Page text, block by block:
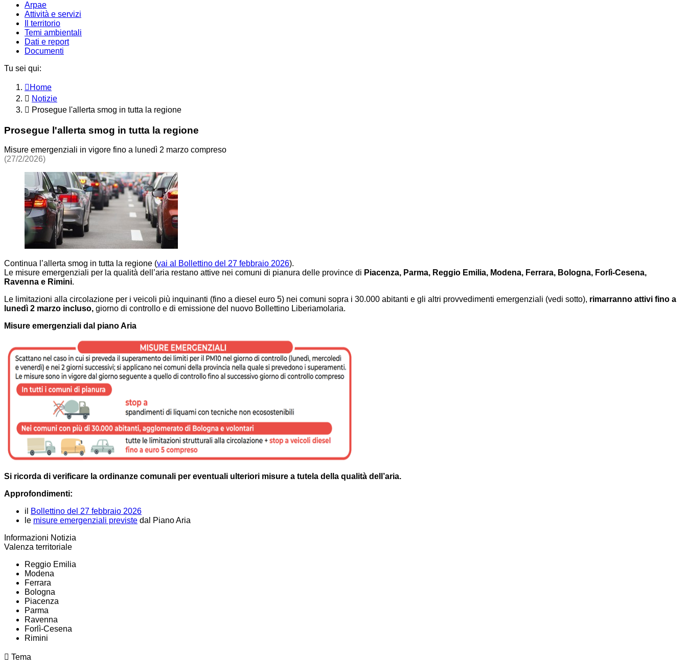
Arpae
Attività e servizi
Il territorio
Temi ambientali
Dati e report
Documenti
Tu sei qui:
Home
Notizie
Prosegue l'allerta smog in tutta la regione
Prosegue l'allerta smog in tutta la regione
Misure emergenziali in vigore fino a lunedì 2 marzo compreso
(27/2/2026)
Continua l’allerta smog in tutta la regione (vai al Bollettino del 27 febbraio 2026).
Le misure emergenziali per la qualità dell’aria restano attive nei comuni di pianura delle province di Piacenza, Parma, Reggio Emilia, Modena, Ferrara, Bologna, Forlì-Cesena,
Ravenna e Rimini.
Le limitazioni alla circolazione per i veicoli più inquinanti (fino a diesel euro 5) nei comuni sopra i 30.000 abitanti e gli altri provvedimenti emergenziali (vedi sotto), rimarranno attivi fino a
lunedì 2 marzo incluso, giorno di controllo e di emissione del nuovo Bollettino Liberiamolaria.
Misure emergenziali dal piano Aria
Si ricorda di verificare la ordinanze comunali per eventuali ulteriori misure a tutela della qualità dell’aria.
Approfondimenti:
il
Bollettino del 27 febbraio 2026
le misure emergenziali previste dal Piano Aria
Informazioni Notizia
Valenza territoriale
Reggio Emilia
Modena
Ferrara
Bologna
Piacenza
Parma
Ravenna
Forlì-Cesena
Rimini
Tema